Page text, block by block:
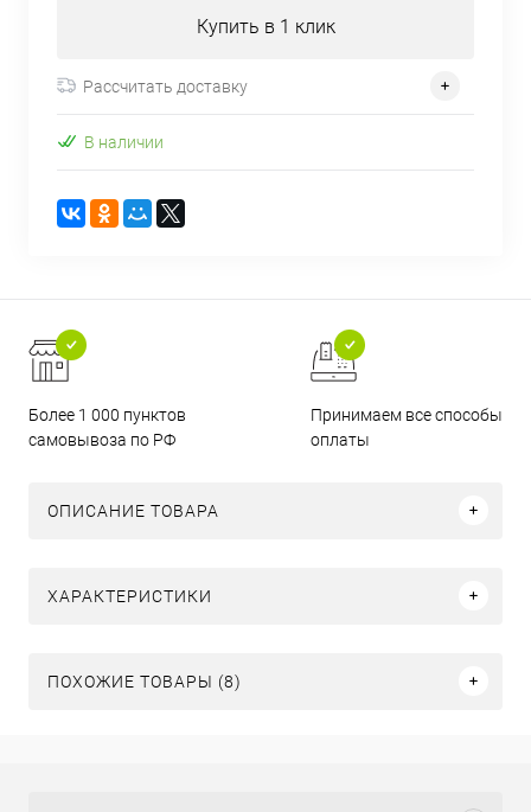
Купить в 1 клик
Рассчитать доставку
В наличии
Более 1 000 пунктов
самовывоза по РФ
Принимаем все способы
оплаты
ОПИСАНИЕ ТОВАРА
ХАРАКТЕРИСТИКИ
ПОХОЖИЕ ТОВАРЫ (8)